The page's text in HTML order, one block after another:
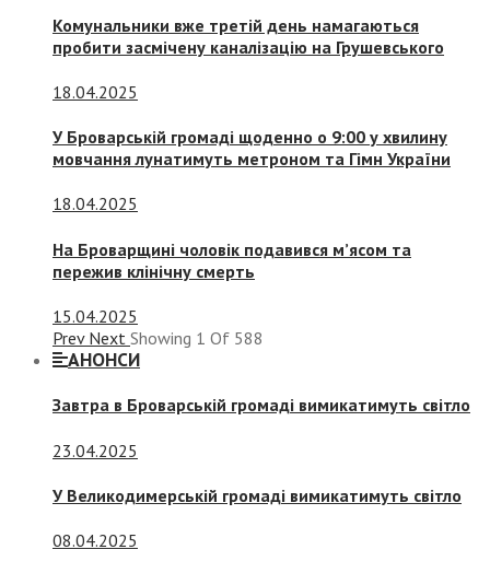
Комунальники вже третій день намагаються
пробити засмічену каналізацію на Грушевського
18.04.2025
У Броварській громаді щоденно о 9:00 у хвилину
мовчання лунатимуть метроном та Гімн України
18.04.2025
На Броварщині чоловік подавився м’ясом та
пережив клінічну смерть
15.04.2025
Prev Next Showing 1 Of 588
АНОНСИ
Завтра в Броварській громаді вимикатимуть світло
23.04.2025
У Великодимерській громаді вимикатимуть світло
08.04.2025